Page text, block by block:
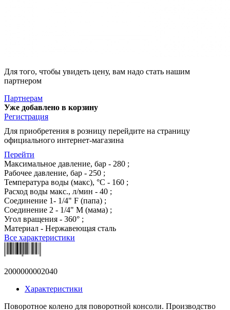
Для того, чтобы увидеть цену, вам надо стать нашим
партнером
Партнерам
Уже добавлено в корзину
Регистрация
Для приобретения в розницу перейдите на страницу
официального интернет-магазина
Перейти
Максимальное давление, бар - 280 ;
Рабочее давление, бар - 250 ;
Температура воды (макс), °С - 160 ;
Расход воды макс., л/мин - 40 ;
Соединение 1- 1/4" F (папа) ;
Соединение 2 - 1/4" M (мама) ;
Угол вращения - 360° ;
Материал - Нержавеющая сталь
Все характеристики
2000000002040
Характеристики
Поворотное колено для поворотной консоли. Производство